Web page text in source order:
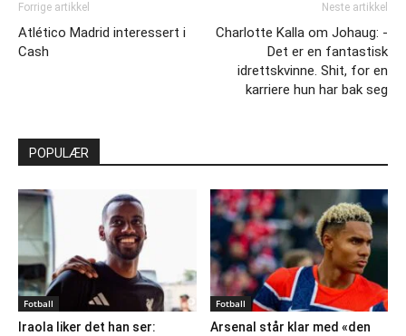
Forrige artikkel
Atlético Madrid interessert i
Cash
Neste artikkel
Charlotte Kalla om Johaug: -
Det er en fantastisk
idrettskvinne. Shit, for en
karriere hun har bak seg
POPULÆR
Fotball
Iraola liker det han ser:
Fotball
Arsenal står klar med «den